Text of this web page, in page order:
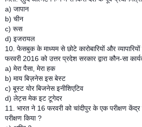
a) जापान
b) चीन
c) रूस
d) इजरायल
10. फेसबुक के माध्यम से छोटे कारोबारियों और
फरवरी 2016 को उत्तर प्रदेश सरकार द्वारा कौन-सा
a) मेरा पैसा, मेरा हक
b) माय बिज़नेस इस बेस्ट
c) बूस्ट योर बिजनेस इनीशिएटिव
d) लेट्स मेक इट टूगेदर
11. भारत ने 16 फरवरी को चांदीपुर के एक परीक्षण केंद्र
परीक्षण किया ?